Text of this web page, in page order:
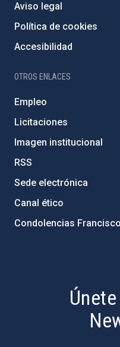
Aviso legal
Política de cookies
Accesibilidad
OTROS ENLACES
Empleo
Licitaciones
Imagen institucional
RSS
Sede electrónica
Canal ético
Condolencias